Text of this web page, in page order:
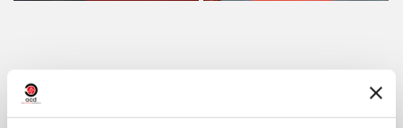
Condividi su: